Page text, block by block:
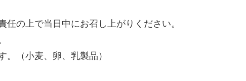
の上で当日中にお召し上がりください。
（小麦、卵、乳製品）